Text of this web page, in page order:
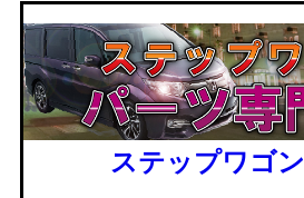
ステップワゴン